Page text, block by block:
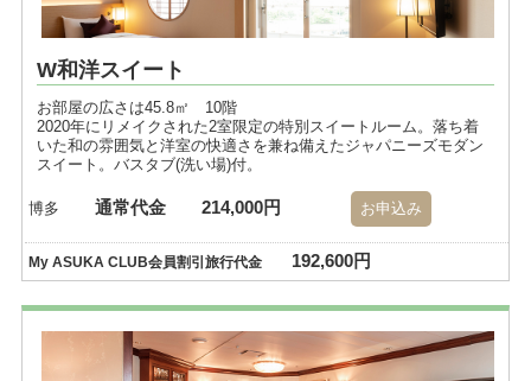
W和洋スイート
お部屋の広さは45.8㎡ 10階
2020年にリメイクされた2室限定の特別スイートルーム。落ち着
いた和の雰囲気と洋室の快適さを兼ね備えたジャパニーズモダン
スイート。バスタブ(洗い場)付。
博多 通常代金 214,000円 お申込み
My ASUKA CLUB会員割引旅行代金 192,600円